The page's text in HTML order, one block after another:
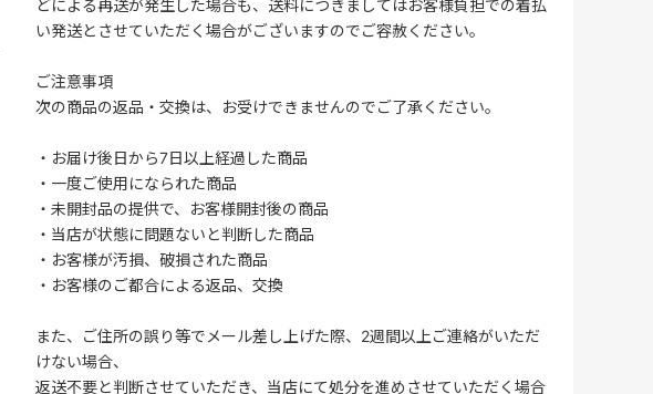
どによる再送が発生した場合も、送料につきましてはお客様負担での着払
い発送とさせていただく場合がございますのでご容赦ください。
ご注意事項
次の商品の返品・交換は、お受けできませんのでご了承ください。
・お届け後日から7日以上経過した商品
・一度ご使用になられた商品
・未開封品の提供で、お客様開封後の商品
・当店が状態に問題ないと判断した商品
・お客様が汚損、破損された商品
・お客様のご都合による返品、交換
また、ご住所の誤り等でメール差し上げた際、2週間以上ご連絡がいただ
けない場合、
返送不要と判断させていただき、当店にて処分を進めさせていただく場合